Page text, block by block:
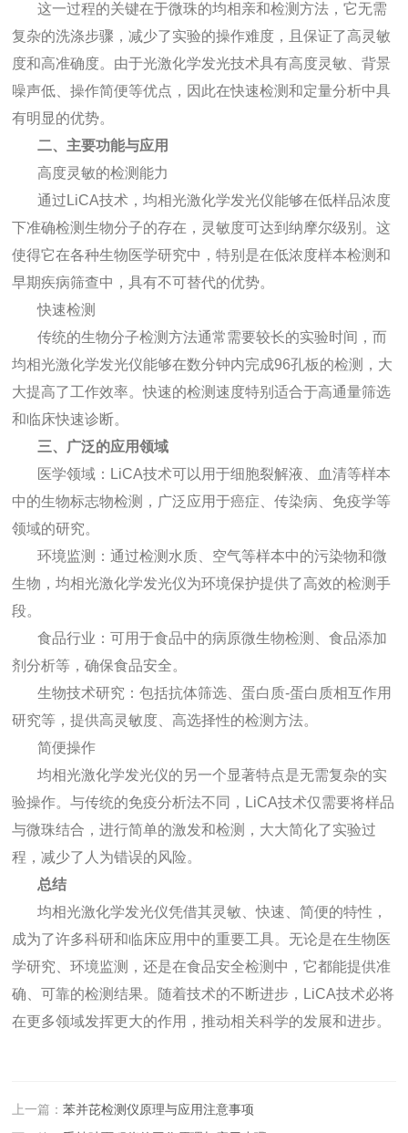
这一过程的关键在于微珠的均相亲和检测方法，它无需
复杂的洗涤步骤，减少了实验的操作难度，且保证了高灵敏
度和高准确度。由于光激化学发光技术具有高度灵敏、背景
噪声低、操作简便等优点，因此在快速检测和定量分析中具
有明显的优势。
二、主要功能与应用
高度灵敏的检测能力
通过LiCA技术，均相光激化学发光仪能够在低样品浓度
下准确检测生物分子的存在，灵敏度可达到纳摩尔级别。这
使得它在各种生物医学研究中，特别是在低浓度样本检测和
早期疾病筛查中，具有不可替代的优势。
快速检测
传统的生物分子检测方法通常需要较长的实验时间，而
均相光激化学发光仪能够在数分钟内完成96孔板的检测，大
大提高了工作效率。快速的检测速度特别适合于高通量筛选
和临床快速诊断。
三、广泛的应用领域
医学领域：LiCA技术可以用于细胞裂解液、血清等样本
中的生物标志物检测，广泛应用于癌症、传染病、免疫学等
领域的研究。
环境监测：通过检测水质、空气等样本中的污染物和微
生物，均相光激化学发光仪为环境保护提供了高效的检测手
段。
食品行业：可用于食品中的病原微生物检测、食品添加
剂分析等，确保食品安全。
生物技术研究：包括抗体筛选、蛋白质-蛋白质相互作用
研究等，提供高灵敏度、高选择性的检测方法。
简便操作
均相光激化学发光仪的另一个显著特点是无需复杂的实
验操作。与传统的免疫分析法不同，LiCA技术仅需要将样品
与微珠结合，进行简单的激发和检测，大大简化了实验过
程，减少了人为错误的风险。
总结
均相光激化学发光仪凭借其灵敏、快速、简便的特性，
成为了许多科研和临床应用中的重要工具。无论是在生物医
学研究、环境监测，还是在食品安全检测中，它都能提供准
确、可靠的检测结果。随着技术的不断进步，LiCA技术必将
在更多领域发挥更大的作用，推动相关科学的发展和进步。
上一篇：苯并芘检测仪原理与应用注意事项